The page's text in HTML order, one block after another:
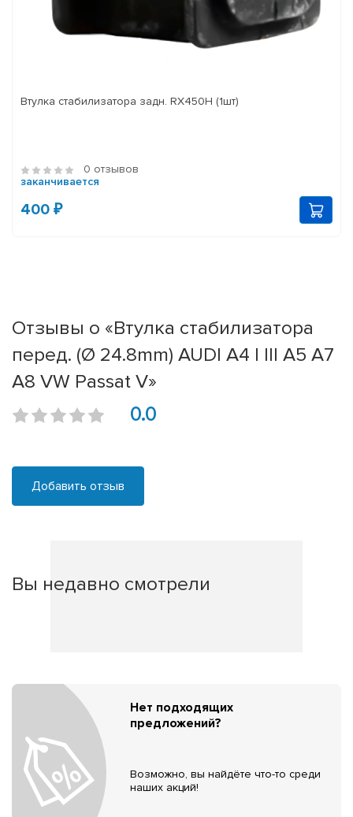
Втулка стабилизатора задн. RX450H (1шт)
0 отзывов
заканчивается
400 ₽
Отзывы о «Втулка стабилизатора
перед. (Ø 24.8mm) AUDI A4 I III A5 A7
A8 VW Passat V»
0.0
Добавить отзыв
Вы недавно смотрели
Нет подходящих
предложений?
Возможно, вы найдёте что-то среди
наших акций!